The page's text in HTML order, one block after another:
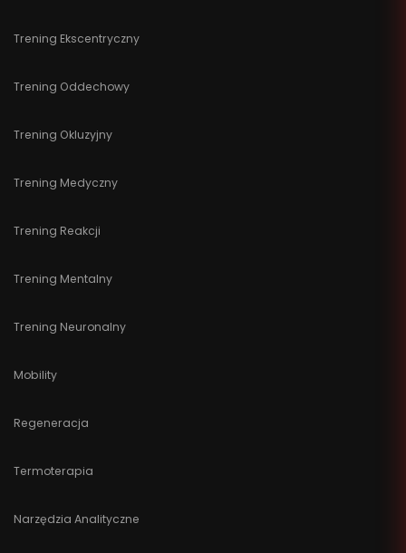
Trening Ekscentryczny
Trening Oddechowy
Trening Okluzyjny
Trening Medyczny
Trening Reakcji
Trening Mentalny
Trening Neuronalny
Mobility
Regeneracja
Termoterapia
Narzędzia Analityczne